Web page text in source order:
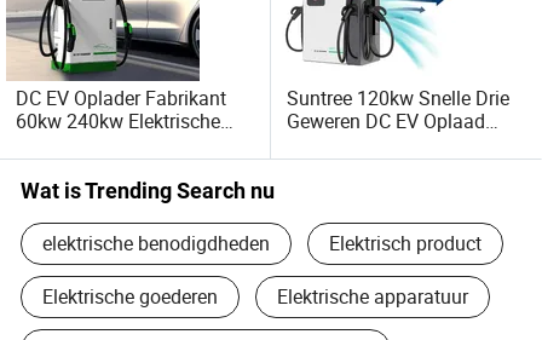
DC EV Oplader Fabrikant
60kw 240kw Elektrische
Commerciële EV
Oplaadstation
Suntree 120kw Snelle Drie
Geweren DC EV Oplaad
Ocpp Betalingssysteem
Wat is Trending Search nu
elektrische benodigdheden Elektrisch product
Elektrische goederen Elektrische apparatuur